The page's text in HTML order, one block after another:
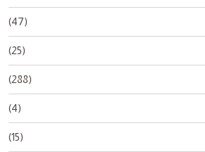
(47)
(25)
(288)
(4)
(15)